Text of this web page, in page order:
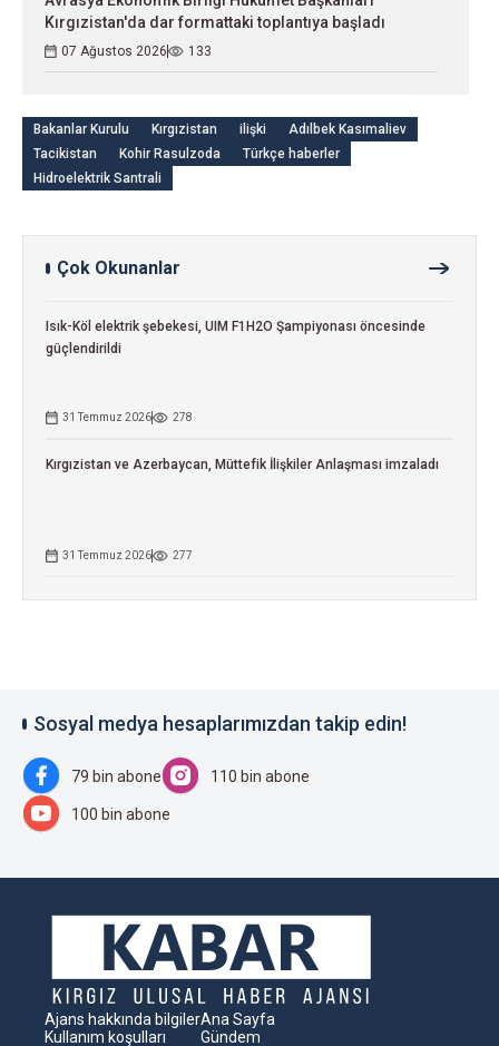
Kırgızistan'da dar formattaki toplantıya başladı
07 Ağustos 2026 133
Bakanlar Kurulu Kırgızistan ilişki
Adılbek Kasımaliev
Tacikistan
Kohir Rasulzoda
Türkçe haberler
Hidroelektrik Santrali
Çok Okunanlar
Isık-Köl elektrik şebekesi, UIM F1H2O Şampiyonası öncesinde
güçlendirildi
31 Temmuz 2026 278
Kırgızistan ve Azerbaycan, Müttefik İlişkiler Anlaşması imzaladı
31 Temmuz 2026 277
Sosyal medya hesaplarımızdan takip edin!
79 bin abone 110 bin abone
100 bin abone
Ajans hakkında bilgiler
Kullanım koşulları
Ana Sayfa
Gündem